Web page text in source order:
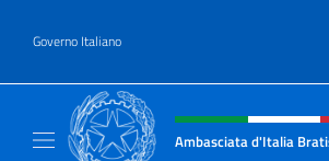
Governo Italiano
Intestazione sito,
Ambasciata d'Italia